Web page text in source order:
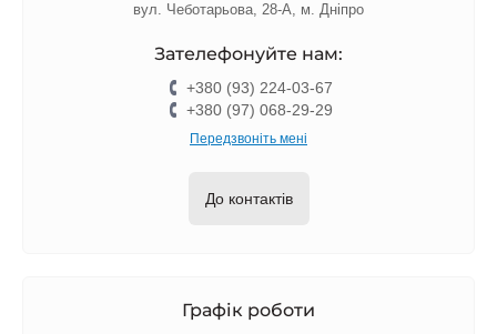
вул. Чеботарьова, 28-А, м. Дніпро
Зателефонуйте нам:
+380 (93) 224-03-67
+380 (97) 068-29-29
Передзвоніть мені
До контактів
Графік роботи